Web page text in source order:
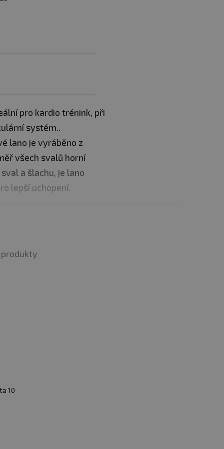
pro kardio trénink, při
systém..
lano je vyráběno z
všech svalů horní
a šlachu, je lano
lepší uchopení.
10